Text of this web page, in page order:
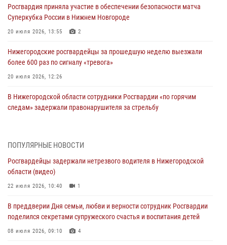
Росгвардия приняла участие в обеспечении безопасности матча
Суперкубка России в Нижнем Новгороде
20 июля 2026, 13:55 2
Нижегородские росгвардейцы за прошедшую неделю выезжали
более 600 раз по сигналу «тревога»
20 июля 2026, 12:26
В Нижегородской области сотрудники Росгвардии «по горячим
следам» задержали правонарушителя за стрельбу
В Нижегородской области продолжаются мероприятия в рамках
16 июля 2026, 05:00
Росгвардейцы обеспечили безопасность на VK Fest в Нижнем
13 июля 2026, 17:13
Нижегородские росгвардейцы за прошедшую неделю выезжали
ПОПУЛЯРНЫЕ НОВОСТИ
Росгвардейцы задержали нетрезвого водителя в Нижегородской
области (видео)
22 июля 2026, 10:40 1
В преддверии Дня семьи, любви и верности сотрудник Росгвардии
поделился секретами супружеского счастья и воспитания детей
08 июля 2026, 09:10 4